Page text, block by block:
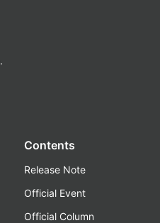
Contents
Release Note
Official Event
Official Column